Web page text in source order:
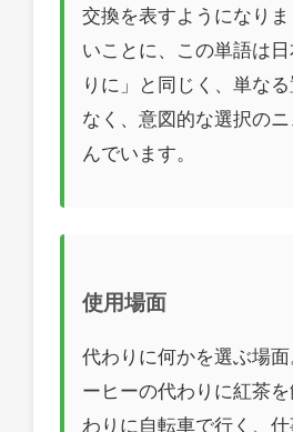
交換を表すようになり
いことに、この単語は
りに」と同じく、単な
なく、意図的な選択の
んでいます。
使用場面
代わりに何かを選ぶ場
ーヒーの代わりに紅茶
わりに自転車で行く、